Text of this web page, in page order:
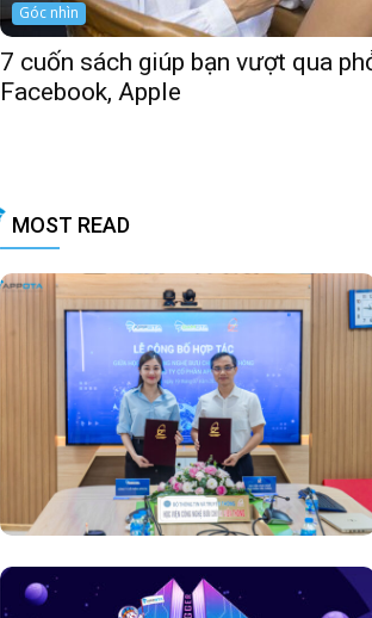
Góc nhìn
7 cuốn sách giúp bạn vượt qua
Facebook, Apple
MOST READ